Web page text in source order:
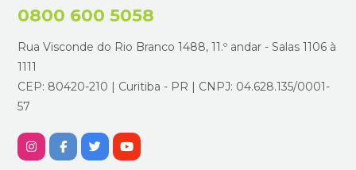
0800 600 5058
Rua Visconde do Rio Branco 1488, 11.º andar - Salas 1106 à
1111
CEP: 80420-210 | Curitiba - PR | CNPJ: 04.628.135/0001-
57